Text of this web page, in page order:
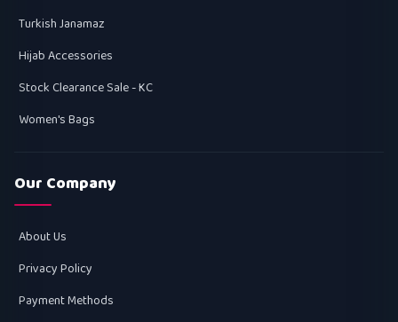
Turkish Janamaz
Hijab Accessories
Stock Clearance Sale - KC
Women's Bags
Our Company
About Us
Privacy Policy
Payment Methods